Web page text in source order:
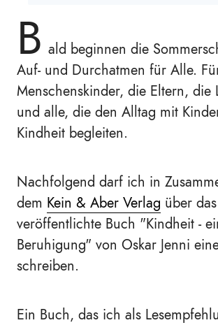
B ald beginnen die
Auf- und Durchatmen für Alle.
Menschenskinder, die Eltern, die
und alle, die den Alltag mit
Kindheit begleiten.
Nachfolgend darf ich in
dem Kein & Aber Verlag über
veröffentlichte Buch "Kindheit -
Beruhigung" von Oskar Jenni
schreiben.
Ein Buch, das ich als